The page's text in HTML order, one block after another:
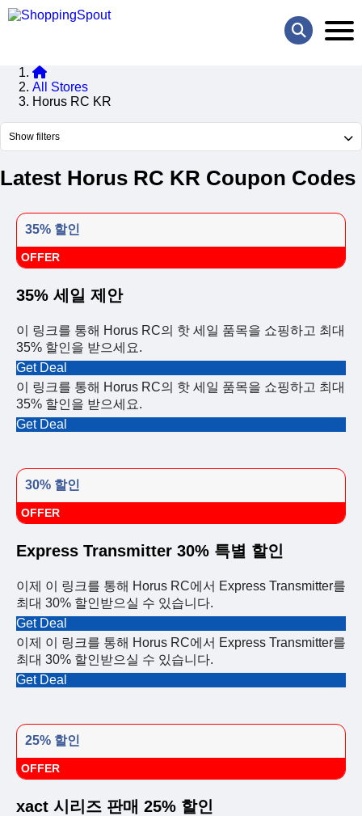
All Stores
Horus RC KR
Show filters
Latest Horus RC KR Coupon Codes
35% 할인
OFFER
35% 세일 제안
이 링크를 통해 Horus RC의 핫 세일 품목을 쇼핑하고 최대
35% 할인을 받으세요.
Get Deal
이 링크를 통해 Horus RC의 핫 세일 품목을 쇼핑하고 최대
35% 할인을 받으세요.
Get Deal
30% 할인
OFFER
Express Transmitter 30% 특별 할인
이제 이 링크를 통해 Horus RC에서 Express Transmitter를
최대 30% 할인받으실 수 있습니다.
Get Deal
이제 이 링크를 통해 Horus RC에서 Express Transmitter를
최대 30% 할인받으실 수 있습니다.
Get Deal
25% 할인
OFFER
xact 시리즈 판매 25% 할인